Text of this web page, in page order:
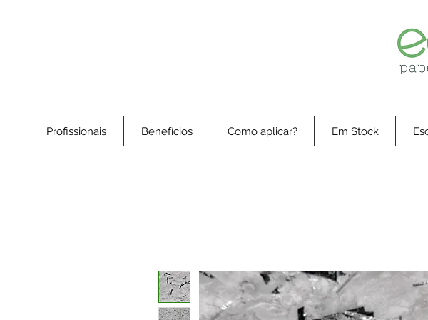
Profissionais Benefícios Como aplicar? Em Stock